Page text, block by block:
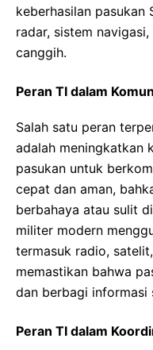
keberhasilan pasukan
radar, sistem
canggih.
Peran TI dalam
Salah satu peran
adalah meningkatkan
pasukan untuk
cepat dan aman,
berbahaya atau sulit
militer modern
termasuk radio,
memastikan bahwa
dan berbagi informasi
Peran TI dalam